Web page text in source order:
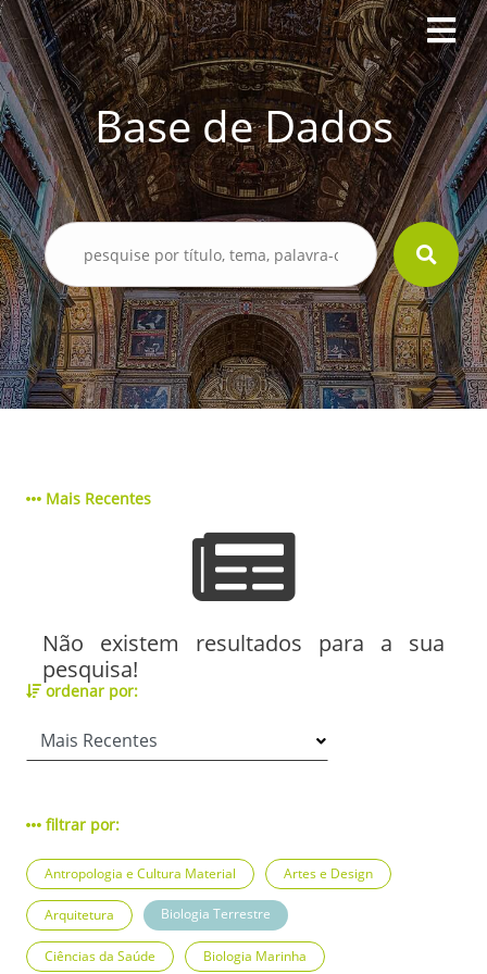
Base de Dados
Mais Recentes
Não existem resultados para a sua
pesquisa!
ordenar por:
filtrar por:
Antropologia e Cultura Material Artes e Design
Arquitetura Biologia Terrestre
Ciências da Saúde Biologia Marinha